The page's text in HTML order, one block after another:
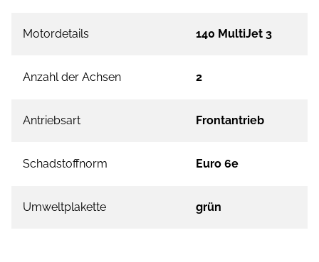
Motordetails 140 MultiJet 3
Anzahl der Achsen 2
Antriebsart Frontantrieb
Schadstoffnorm Euro 6e
Umweltplakette grün